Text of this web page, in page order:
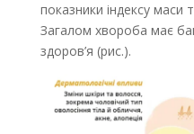
показники індексу маси
Загалом хвороба має
здоров’я (рис.).